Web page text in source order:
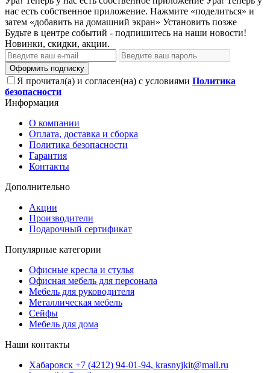
нас есть собственное приложение. Нажмите «поделиться» и
затем «добавить на домашний экран» Установить позже
Будьте в центре событий - подпишитесь на наши новости!
Новинки, скидки, акции.
Оформить подписку
Я прочитал(а) и согласен(на) с условиями Политика
безопасности
Информация
О компании
Оплата, доставка и сборка
Политика безопасности
Гарантия
Контакты
Дополнительно
Акции
Производители
Подарочный сертификат
Популярные категории
Офисные кресла и стулья
Офисная мебель для персонала
Мебель для руководителя
Металлическая мебель
Сейфы
Мебель для дома
Наши контакты
Хабаровск +7 (4212) 94-01-94, krasnyjkit@mail.ru